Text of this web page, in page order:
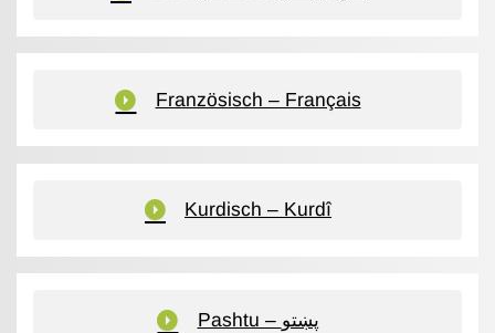
Französisch – Français
Kurdisch – Kurdî
Pashtu – پښتو